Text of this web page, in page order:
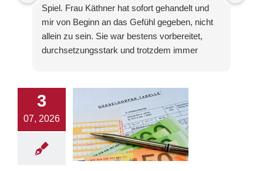
Spiel. Frau Käthner hat sofort gehandelt und
mir von Beginn an das Gefühl gegeben, nicht
allein zu sein. Sie war bestens vorbereitet,
durchsetzungsstark und trotzdem immer
unglaublich froh, mich an diese Kanzlei
gewandt zu haben.
3
07, 2026